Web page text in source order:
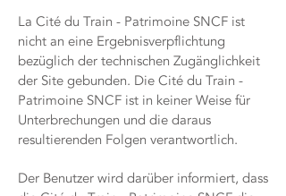
La Cité du Train - Patrimoine SNCF ist
nicht an eine Ergebnisverpflichtung
bezüglich der technischen Zugänglichkeit
der Site gebunden. Die Cité du Train -
Patrimoine SNCF ist in keiner Weise für
Unterbrechungen und die daraus
resultierenden Folgen verantwortlich.
Der Benutzer wird darüber informiert, dass